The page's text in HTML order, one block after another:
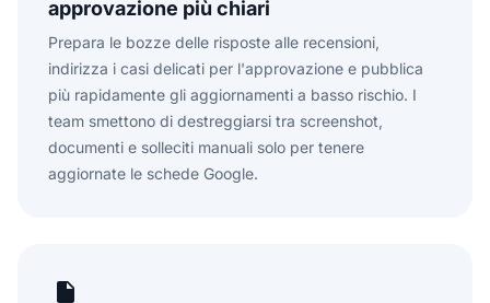
approvazione più chiari
Prepara le bozze delle risposte alle recensioni,
indirizza i casi delicati per l'approvazione e pubblica
più rapidamente gli aggiornamenti a basso rischio. I
team smettono di destreggiarsi tra screenshot,
documenti e solleciti manuali solo per tenere
aggiornate le schede Google.